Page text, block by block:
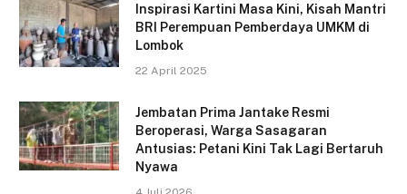
Inspirasi Kartini Masa Kini, Kisah Mantri
BRI Perempuan Pemberdaya UMKM di
Lombok
22 April 2025
Jembatan Prima Jantake Resmi
Beroperasi, Warga Sasagaran
Antusias: Petani Kini Tak Lagi Bertaruh
Nyawa